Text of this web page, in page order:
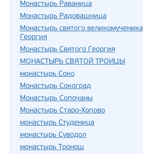
Монастырь Раваница
Монастырь Радовашница
Монастырь святого великомученика
Георгия
Монастырь Святого Георгия
МОНАСТЫРЬ СВЯТОЙ ТРОИЦЫ
монастырь Соко
Монастырь Сокоград
Монастырь Сопочаны
Монастырь Старо-Хопово
монастырь Студеница
монастырь Суводол
монастырь Тронош